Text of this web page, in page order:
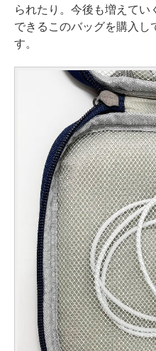
られたり。今後も増えてい
できるこのバッグを購入し
す。